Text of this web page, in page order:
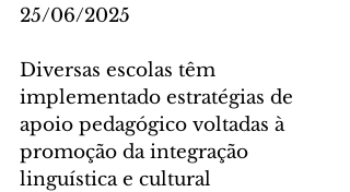
25/06/2025
Diversas escolas têm
implementado estratégias de
apoio pedagógico voltadas à
promoção da integração
linguística e cultural